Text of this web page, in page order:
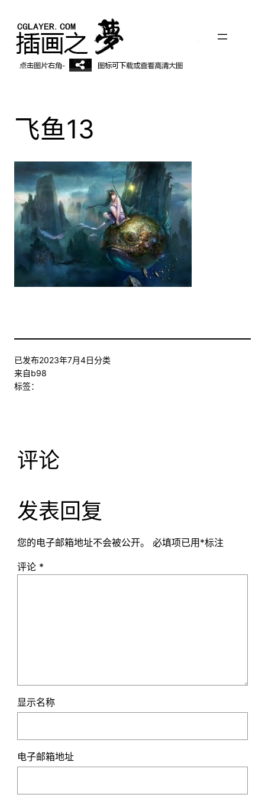
飞鱼13
已发布2023年7月4日分类
来自b98
标签：
评论
发表回复
您的电子邮箱地址不会被公开。 必填项已用 *标注
评论 *
显示名称
电子邮箱地址